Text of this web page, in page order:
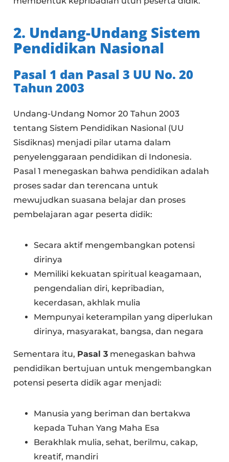
2. Undang-Undang Sistem
Pendidikan Nasional
Pasal 1 dan Pasal 3 UU No. 20
Tahun 2003
Undang-Undang Nomor 20 Tahun 2003
tentang Sistem Pendidikan Nasional (UU
Sisdiknas) menjadi pilar utama dalam
penyelenggaraan pendidikan di Indonesia.
Pasal 1 menegaskan bahwa pendidikan adalah
proses sadar dan terencana untuk
mewujudkan suasana belajar dan proses
pembelajaran agar peserta didik:
Secara aktif mengembangkan potensi
dirinya
Memiliki kekuatan spiritual keagamaan,
pengendalian diri, kepribadian,
kecerdasan, akhlak mulia
Mempunyai keterampilan yang diperlukan
dirinya, masyarakat, bangsa, dan negara
Sementara itu, Pasal 3 menegaskan bahwa
pendidikan bertujuan untuk mengembangkan
potensi peserta didik agar menjadi:
Manusia yang beriman dan bertakwa
kepada Tuhan Yang Maha Esa
Berakhlak mulia, sehat, berilmu, cakap,
kreatif, mandiri